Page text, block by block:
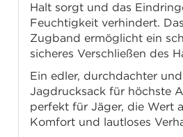
Halt sorgt und das
Feuchtigkeit verhindert.
Zugband ermöglicht ein
sicheres Verschließen des
Ein edler, durchdachter
Jagdrucksack für höchste
perfekt für Jäger, die Wert
Komfort und lautloses